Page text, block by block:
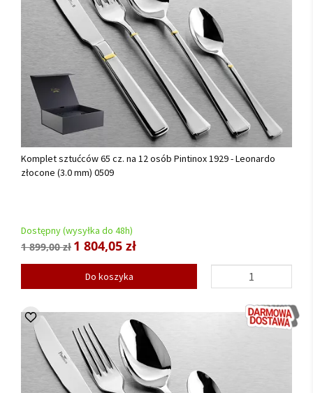
Komplet sztućców 65 cz. na 12 osób Pintinox 1929 - Leonardo
złocone (3.0 mm) 0509
Dostępny (wysyłka do 48h)
1 899,00 zł 1 804,05 zł
Do koszyka